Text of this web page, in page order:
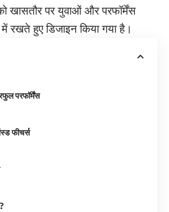
खासतौर पर युवाओं और परफॉर्मेंस
रखते हुए डिजाइन किया गया है।
परफॉर्मेंस
फीचर्स